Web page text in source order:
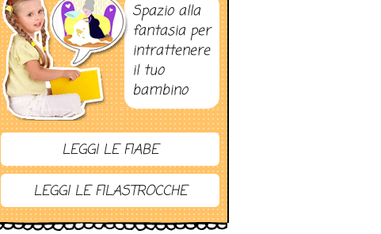
Spazio alla
fantasia per
intrattenere
il tuo
bambino
LEGGI LE FIABE
LEGGI LE FILASTROCCHE